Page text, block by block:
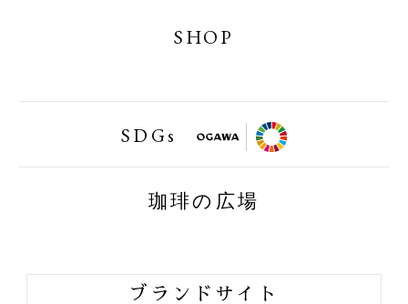
小川珈琲業務用オンラインショップ
SHOP
SDGs
FAIRTRAID
ORGANIC JAS
珈琲の広場
ブランドサイト